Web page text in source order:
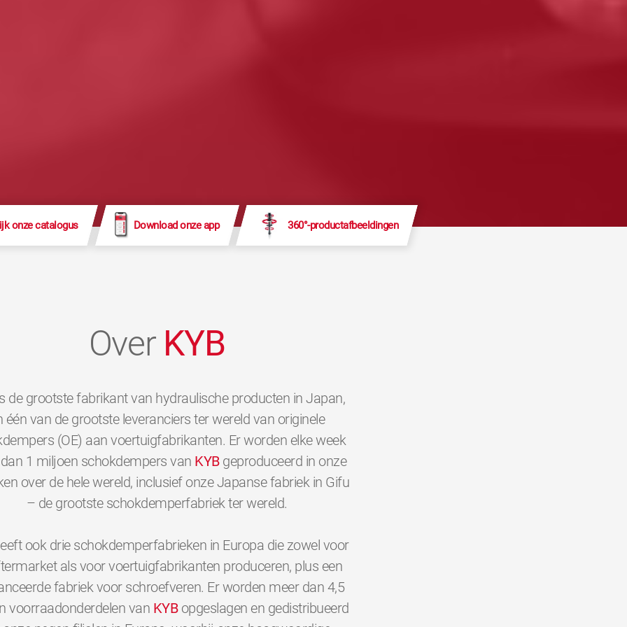
onze catalogus Download onze app 360°-productafbeeldingen
Over KYB
de grootste fabrikant van hydraulische producten in Japan,
één van de grootste leveranciers ter wereld van originele
(OE) aan voertuigfabrikanten. Er worden elke week
1 miljoen schokdempers van KYBgeproduceerd in onze
over de hele wereld, inclusief onze Japanse fabriek in Gifu
– de grootste schokdemperfabriek ter wereld.
ook drie schokdemperfabrieken in Europa die zowel voor
als voor voertuigfabrikanten produceren, plus een
fabriek voor schroefveren. Er worden meer dan 4,5
voorraadonderdelen van KYBopgeslagen en gedistribueerd